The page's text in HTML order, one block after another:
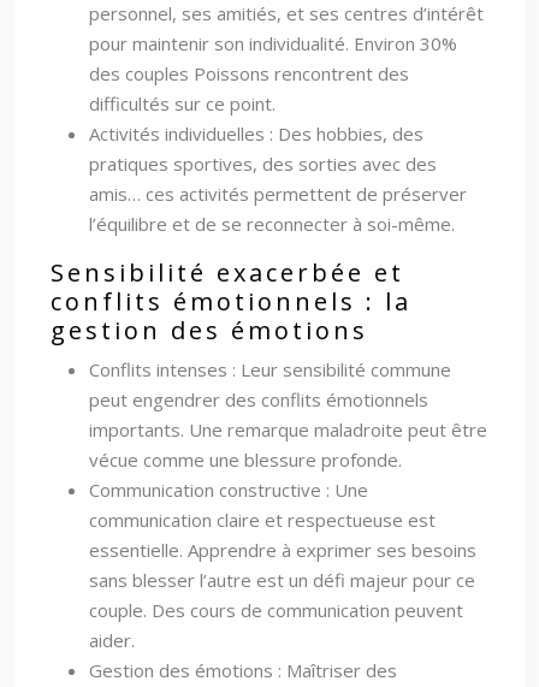
personnel, ses amitiés, et ses centres d’intérêt
pour maintenir son individualité. Environ 30%
des couples Poissons rencontrent des
difficultés sur ce point.
Activités individuelles : Des hobbies, des
pratiques sportives, des sorties avec des
amis… ces activités permettent de préserver
l’équilibre et de se reconnecter à soi-même.
Sensibilité exacerbée et
conflits émotionnels : la
gestion des émotions
Conflits intenses : Leur sensibilité commune
peut engendrer des conflits émotionnels
importants. Une remarque maladroite peut être
vécue comme une blessure profonde.
Communication constructive : Une
communication claire et respectueuse est
essentielle. Apprendre à exprimer ses besoins
sans blesser l’autre est un défi majeur pour ce
couple. Des cours de communication peuvent
aider.
Gestion des émotions : Maîtriser des